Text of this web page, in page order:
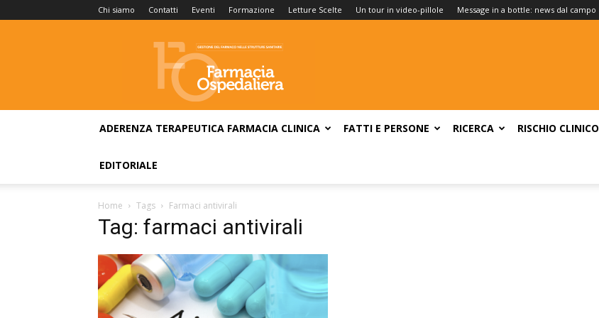
Chi siamo Contatti Eventi Formazione Letture Scelte Un tour in video-pillole Message in a bottle: news dal campo
Farmacia
Ospedaliera
ADERENZA TERAPEUTICA FARMACIA CLINICA FATTI E PERSONE RICERCA RISCHIO CLINICO
EDITORIALE
Home Tags Farmaci antivirali
Tag: farmaci antivirali